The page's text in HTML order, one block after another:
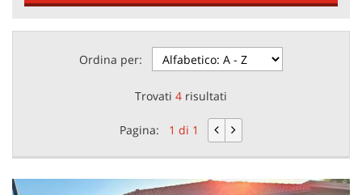
Ordina per:
Trovati 4 risultati
Pagina: 1 di 1
seguito
funzionamento